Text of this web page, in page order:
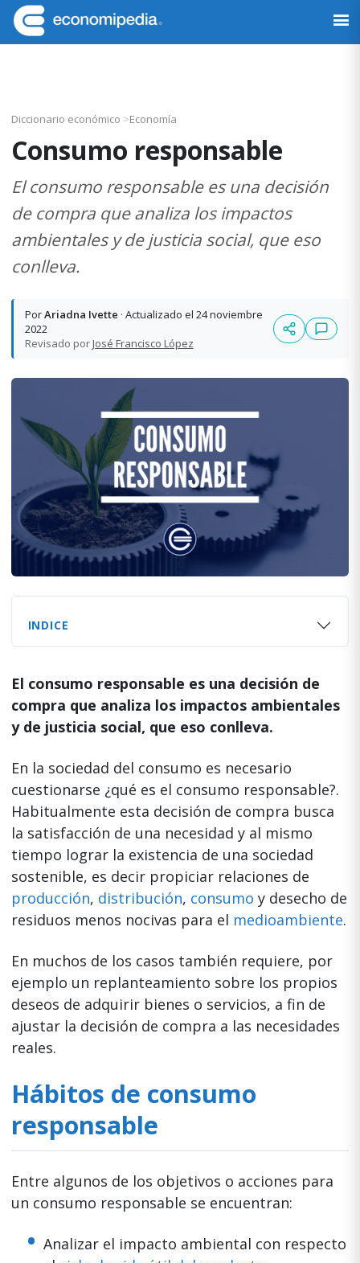
Saltar
a
la
Saltar
al
contenido
Saltar
a
la
Saltar
al
pie
Economipedia
Haciendo
Diccionario económico >Economía
Consumo responsable
El consumo responsable es una decisión
de compra que analiza los impactos
ambientales y de justicia social, que eso
conlleva.
PorAriadna Ivette · Actualizado el 24 noviembre
2022
Revisado porJosé Francisco López
INDICE
El consumo responsable es una decisión de
compra que analiza los impactos ambientales
y de justicia social, que eso conlleva.
En la sociedad del consumo es necesario
cuestionarse ¿qué es el consumo responsable?.
Habitualmente esta decisión de compra busca
la satisfacción de una necesidad y al mismo
tiempo lograr la existencia de una sociedad
sostenible, es decir propiciar relaciones de
producción, distribución, consumo y desecho de
residuos menos nocivas para el medioambiente.
En muchos de los casos también requiere, por
ejemplo un replanteamiento sobre los propios
deseos de adquirir bienes o servicios, a fin de
ajustar la decisión de compra a las necesidades
reales.
Hábitos de consumo
responsable
Entre algunos de los objetivos o acciones para
un consumo responsable se encuentran:
Analizar el impacto ambiental con respecto